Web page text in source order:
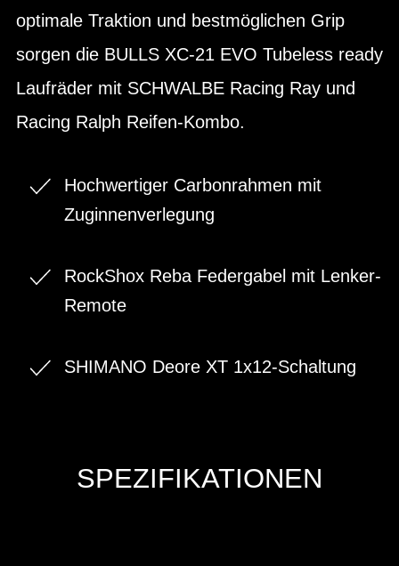
optimale Traktion und bestmöglichen Grip
sorgen die BULLS XC-21 EVO Tubeless ready
Laufräder mit SCHWALBE Racing Ray und
Racing Ralph Reifen-Kombo.
Hochwertiger Carbonrahmen mit
Zuginnenverlegung
RockShox Reba Federgabel mit Lenker-
Remote
SHIMANO Deore XT 1x12-Schaltung
SPEZIFIKATIONEN